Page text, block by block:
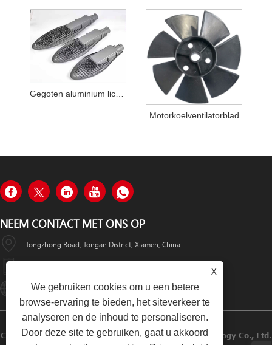
Motorkoelventilatorblad
NEEM CONTACT MET ONS OP
Tongzhong Road, Tongan District, Xiamen, China
Sales08@xmhongyu.com.cn
Copyright © 2023 Xiamen Hongyu Intelligent Technology Co., Ltd.
X
We gebruiken cookies om u een betere
browse-ervaring te bieden, het siteverkeer te
analyseren en de inhoud te personaliseren.
Door deze site te gebruiken, gaat u akkoord